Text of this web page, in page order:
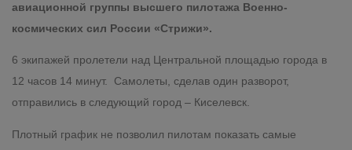
авиационной группы высшего пилотажа Военно-
космических сил России «Стрижи».
6 экипажей пролетели над Центральной площадью города в
12 часов 14 минут. Самолеты, сделав один разворот,
отправились в следующий город – Киселевск.
Плотный график не позволил пилотам показать самые